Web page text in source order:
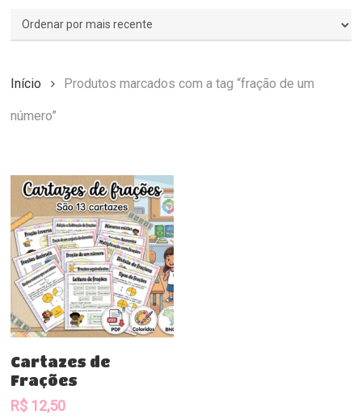
Início Produtos marcados com a tag “fração de um
número”
Comprar
Cartazes de
Frações
R$ 12,50